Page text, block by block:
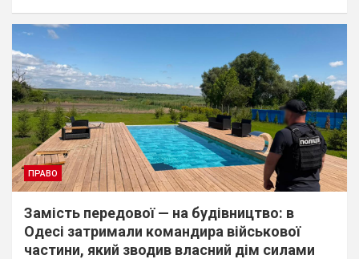
ПРАВО
Замість передової — на будівництво: в
Одесі затримали командира військової
частини, який зводив власний дім силами